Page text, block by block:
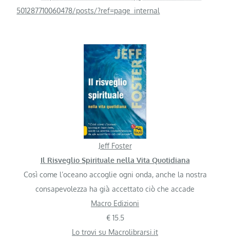
501287710060478/posts/?ref=page_internal
Jeff Foster
Il Risveglio Spirituale nella Vita Quotidiana
Così come l’oceano accoglie ogni onda, anche la nostra
consapevolezza ha già accettato ciò che accade
Macro Edizioni
€ 15.5
Lo trovi su Macrolibrarsi.it